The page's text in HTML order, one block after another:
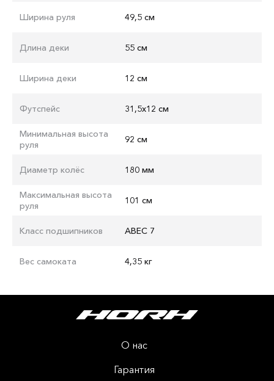
Ширина руля 49,5 см
Длина деки 55 см
Ширина деки 12 см
Футспейс 31,5x12 см
Минимальная высота
руля
92 см
Диаметр колёс 180 мм
Максимальная высота
руля
101 см
Класс подшипников ABEC 7
Вес самоката 4,35 кг
О нас
Гарантия